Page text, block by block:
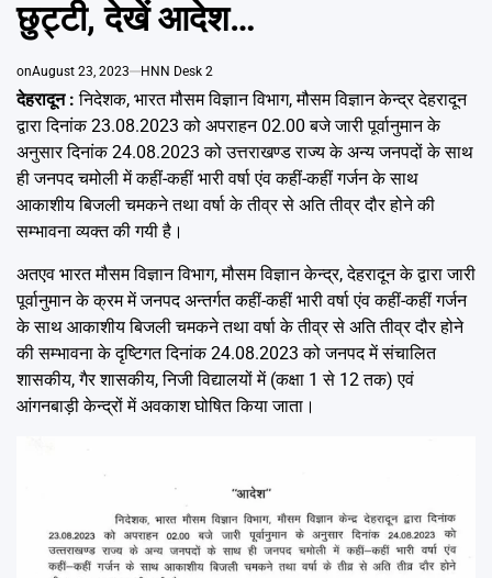
छुट्टी, देखें आदेश…
onAugust 23, 2023 HNN Desk 2
देहरादून : निदेशक, भारत मौसम विज्ञान विभाग, मौसम विज्ञान केन्द्र देहरादून
द्वारा दिनांक 23.08.2023 को अपराहन 02.00 बजे जारी पूर्वानुमान के
अनुसार दिनांक 24.08.2023 को उत्तराखण्ड राज्य के अन्य जनपदों के साथ
ही जनपद चमोली में कहीं-कहीं भारी वर्षा एंव कहीं-कहीं गर्जन के साथ
आकाशीय बिजली चमकने तथा वर्षा के तीव्र से अति तीव्र दौर होने की
सम्भावना व्यक्त की गयी है।
अतएव भारत मौसम विज्ञान विभाग, मौसम विज्ञान केन्द्र, देहरादून के द्वारा जारी
पूर्वानुमान के क्रम में जनपद अन्तर्गत कहीं-कहीं भारी वर्षा एंव कहीं-कहीं गर्जन
के साथ आकाशीय बिजली चमकने तथा वर्षा के तीव्र से अति तीव्र दौर होने
की सम्भावना के दृष्टिगत दिनांक 24.08.2023 को जनपद में संचालित
शासकीय, गैर शासकीय, निजी विद्यालयों में (कक्षा 1 से 12 तक) एवं
आंगनबाड़ी केन्द्रों में अवकाश घोषित किया जाता।